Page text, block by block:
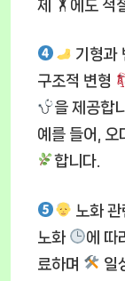
제 🏋에도 적
기형과
구조적 변형
을 제공합
예를 들어, 오
합니다.
노화
노화
에 따
료하며
일